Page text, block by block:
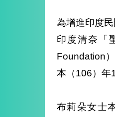
為增進印度
印度清奈「
Foundation
本（106）年
布莉朵女士